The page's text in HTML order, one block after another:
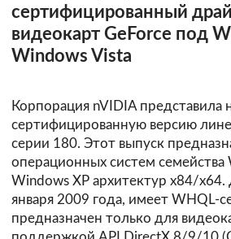
сертифицированный
видеокарт GeForce под
Windows Vista
Корпорация nVIDIA представила
сертифицированную версию
серии 180. Этот выпуск
операционных систем семейства
Windows XP архитектур х84/х64.
января 2009 года, имеет WHQL-
предназначен только для